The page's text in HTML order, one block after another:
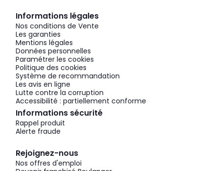
Informations légales
Nos conditions de Vente
Les garanties
Mentions légales
Données personnelles
Paramétrer les cookies
Politique des cookies
Système de recommandation
Les avis en ligne
Lutte contre la corruption
Accessibilité : partiellement conforme
Informations sécurité
Rappel produit
Alerte fraude
Rejoignez-nous
Nos offres d'emploi